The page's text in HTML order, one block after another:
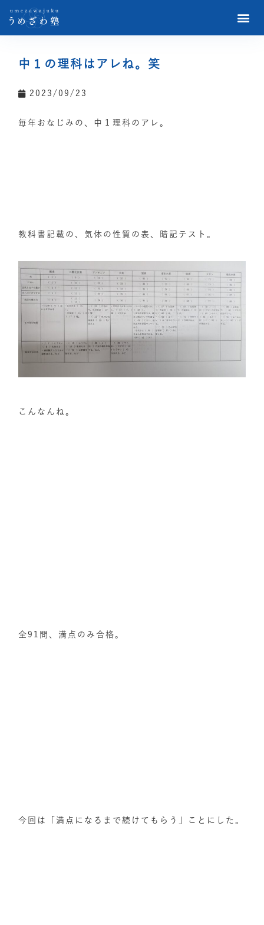
中１の理科はアレね。笑
2023/09/23
毎年おなじみの、中１理科のアレ。
教科書記載の、気体の性質の表、暗記テスト。
こんなんね。
全91問、満点のみ合格。
今回は「満点になるまで続けてもらう」ことにした。